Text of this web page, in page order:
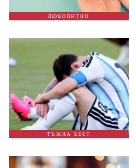
ЛЮБОПИТНО
ТЪЖНА ВЕСТ